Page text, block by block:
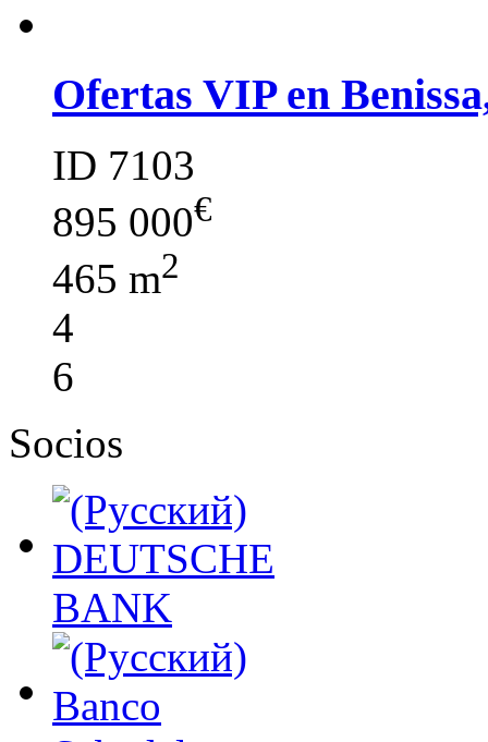
Ofertas VIP en
ID 7103
895 000€
465 m2
4
6
Socios